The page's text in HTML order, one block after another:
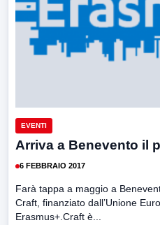
EVENTI
Arriva a Benevento il
6 FEBBRAIO 2017
Farà tappa a maggio a
Craft, finanziato dall’Unione
Erasmus+.Craft è...